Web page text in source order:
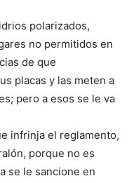
polarizados,
no permitidos en
de que
placas y las meten a
pero a esos se le va
infrinja el reglamento,
porque no es
se le sancione en